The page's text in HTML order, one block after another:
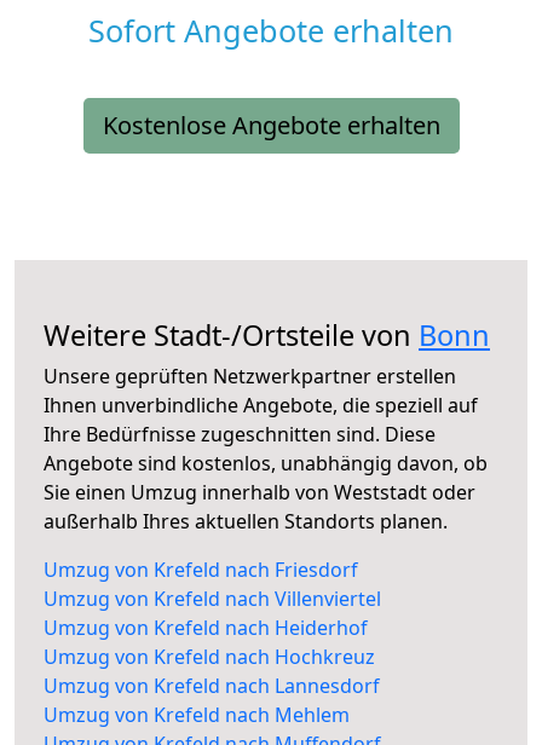
Sofort Angebote erhalten
Kostenlose Angebote erhalten
Weitere Stadt-/Ortsteile von Bonn
Unsere geprüften Netzwerkpartner erstellen
Ihnen unverbindliche Angebote, die speziell auf
Ihre Bedürfnisse zugeschnitten sind. Diese
Angebote sind kostenlos, unabhängig davon, ob
Sie einen Umzug innerhalb von Weststadt oder
außerhalb Ihres aktuellen Standorts planen.
Umzug von Krefeld nach Friesdorf
Umzug von Krefeld nach Villenviertel
Umzug von Krefeld nach Heiderhof
Umzug von Krefeld nach Hochkreuz
Umzug von Krefeld nach Lannesdorf
Umzug von Krefeld nach Mehlem